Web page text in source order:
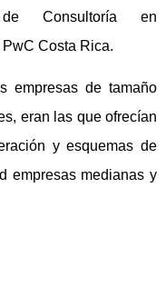
Consultoría en
Costa Rica.
empresas de tamaño
eran las que ofrecían
y esquemas de
empresas medianas y